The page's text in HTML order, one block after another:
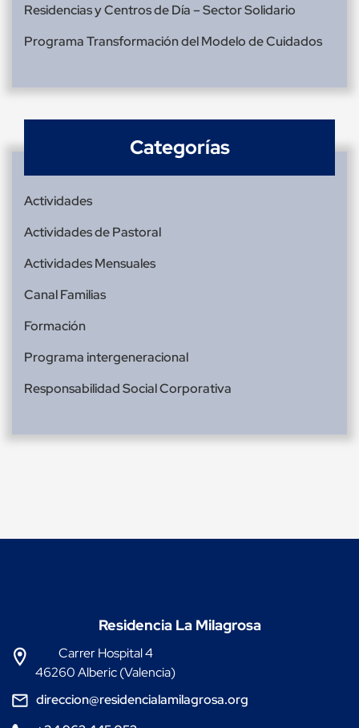
Residencias y Centros de Día – Sector Solidario
Programa Transformación del Modelo de Cuidados
Categorías
Actividades
Actividades de Pastoral
Actividades Mensuales
Canal Familias
Formación
Programa intergeneracional
Responsabilidad Social Corporativa
Residencia La Milagrosa
Carrer Hospital 4
46260 Alberic (Valencia)
direccion@residencialamilagrosa.org